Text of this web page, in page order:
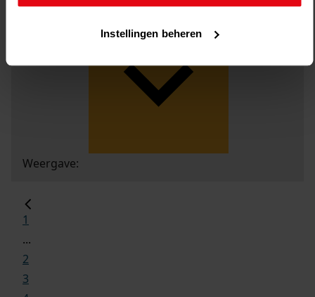
Instellingen beheren
Weergave:
1
...
2
3